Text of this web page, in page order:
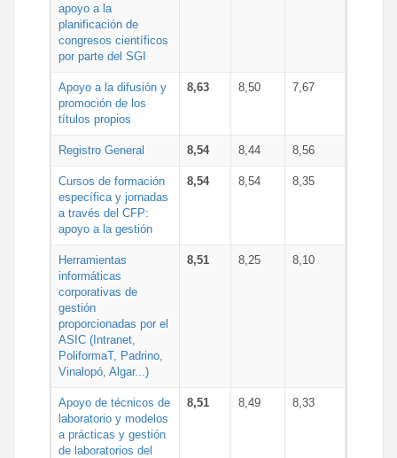
apoyo a la
planificación de
congresos científicos
por parte del SGI
Apoyo a la difusión y
promoción de los
títulos propios
8,63 8,50 7,67
Registro General 8,54 8,44 8,56
Cursos de formación
específica y jornadas
a través del CFP:
apoyo a la gestión
8,54 8,54 8,35
Herramientas
informáticas
corporativas de
gestión
proporcionadas por el
ASIC (Intranet,
PoliformaT, Padrino,
Vinalopó, Algar...)
8,51 8,25 8,10
Apoyo de técnicos de
laboratorio y modelos
a prácticas y gestión
de laboratorios del
8,51 8,49 8,33